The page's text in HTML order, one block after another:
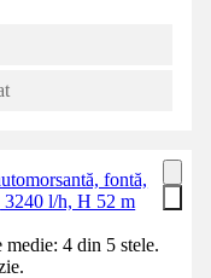
fontă,
3240 l/h, H 52 m
medie: 4 din 5 stele.